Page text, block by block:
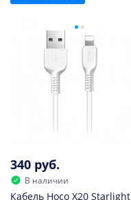
340 руб.
В наличии
Кабель Hoco X20 Starlight